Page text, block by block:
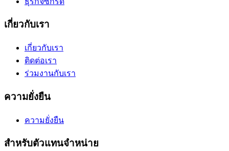
เกี่ยวกับเรา
เกี่ยวกับเรา
ติดต่อเรา
ร่วมงานกับเรา
ความยั่งยืน
ความยั่งยืน
สำหรับตัวแทนจำหน่าย